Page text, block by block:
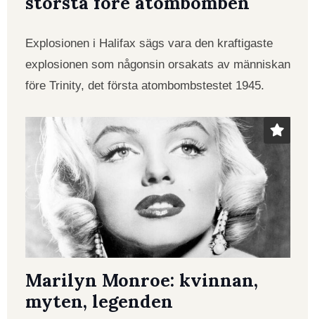
Explosionen i Halifax sägs vara den kraftigaste
explosionen som någonsin orsakats av människan
före Trinity, det första atombombstestet 1945.
Marilyn Monroe: kvinnan,
myten, legenden